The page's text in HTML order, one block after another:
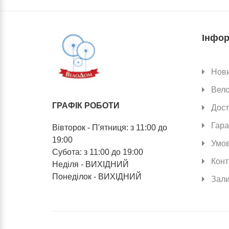
ГРАФІК РОБОТИ
Вівторок - П'ятниця: з 11:00 до
19:00
Субота: з 11:00 до 19:00
Неділя - ВИХІДНИЙ
Понеділок - ВИХІДНИЙ